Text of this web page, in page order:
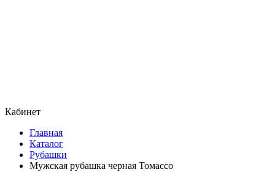
Кабинет
Главная
Каталог
Рубашки
Мужская рубашка черная Томассо